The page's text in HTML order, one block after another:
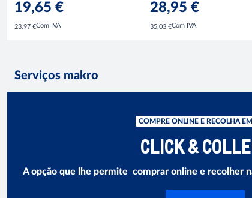
19,65 €
23,97 €Com IVA
28,95 €
35,03 €Com IVA
Serviços makro
COMPRE ONLINE E RECOLHA
CLICK &
A opção que lhe permite comprar online e recolher